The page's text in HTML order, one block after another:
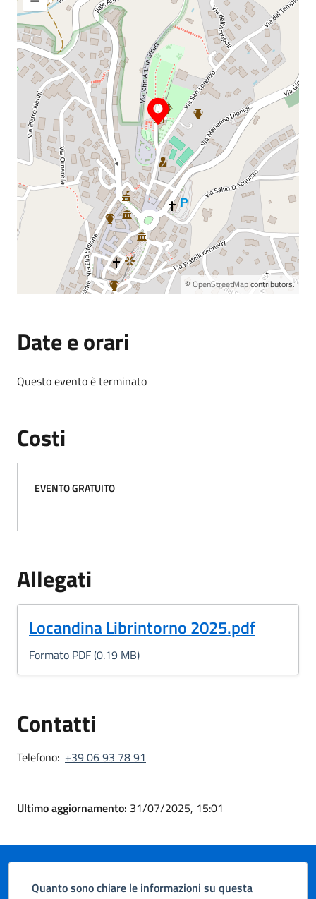
© OpenStreetMapcontributors.
Date e orari
Questo evento è terminato
Costi
EVENTO GRATUITO
Allegati
Locandina Librintorno 2025.pdf
(Formato PDF, 0.19 MB)
Formato PDF (0.19 MB)
Contatti
Telefono: +39 06 93 78 91
Ultimo aggiornamento: 31/07/2025, 15:01
Quanto sono chiare le informazioni su questa